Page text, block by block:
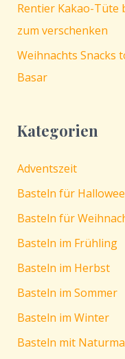
Rentier Kakao-Tüte
zum verschenken
Weihnachts Snacks
Basar
Kategorien
Adventszeit
Basteln für
Basteln für
Basteln im Frühling
Basteln im Herbst
Basteln im Sommer
Basteln im Winter
Basteln mit